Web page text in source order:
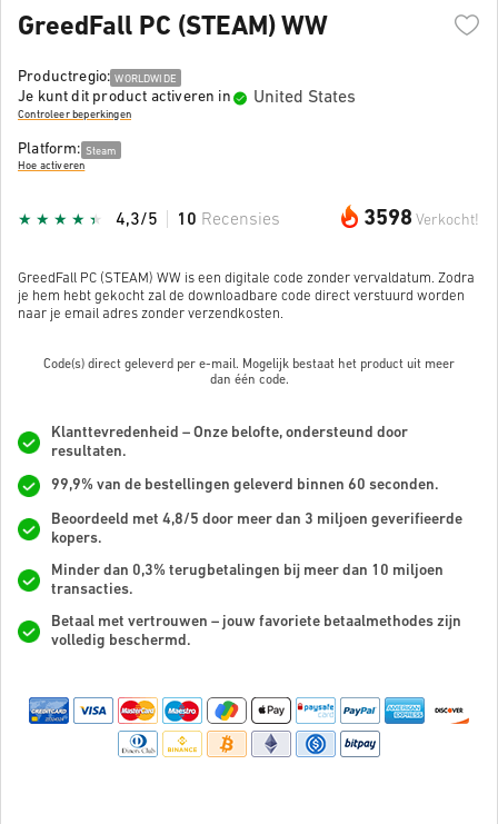
GreedFall PC (STEAM) WW
Productregio: WORLDWIDE
Je kunt dit product activeren in United States
Controleer beperkingen
Platform: Steam
Hoe activeren
3598 Verkocht!
4,3/5 10 Recensies
GreedFall PC (STEAM) WW is een digitale code zonder vervaldatum. Zodra
je hem hebt gekocht zal de downloadbare code direct verstuurd worden
naar je email adres zonder verzendkosten.
Code(s) direct geleverd per e-mail. Mogelijk bestaat het product uit meer
dan één code.
Klanttevredenheid – Onze belofte, ondersteund door
resultaten.
99,9% van de bestellingen geleverd binnen 60 seconden.
Beoordeeld met 4,8/5 door meer dan 3 miljoen geverifieerde
kopers.
Minder dan 0,3% terugbetalingen bij meer dan 10 miljoen
transacties.
Betaal met vertrouwen – jouw favoriete betaalmethodes zijn
volledig beschermd.